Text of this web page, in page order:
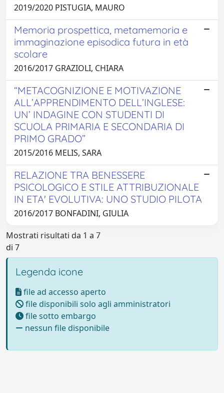
2019/2020 PISTUGIA, MAURO
Memoria prospettica, metamemoria e
immaginazione episodica futura in età
scolare
2016/2017 GRAZIOLI, CHIARA
“METACOGNIZIONE E MOTIVAZIONE
ALL’APPRENDIMENTO DELL’INGLESE:
UN’ INDAGINE CON STUDENTI DI
SCUOLA PRIMARIA E SECONDARIA DI
PRIMO GRADO”
2015/2016 MELIS, SARA
RELAZIONE TRA BENESSERE
PSICOLOGICO E STILE ATTRIBUZIONALE
IN ETA' EVOLUTIVA: UNO STUDIO PILOTA
2016/2017 BONFADINI, GIULIA
Mostrati risultati da 1 a 7
di 7
Legenda icone
file ad accesso aperto
file disponibili solo agli amministratori
file sotto embargo
nessun file disponibile